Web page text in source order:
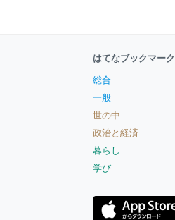
はてなブックマーク
総合
一般
世の中
政治と経済
暮らし
学び